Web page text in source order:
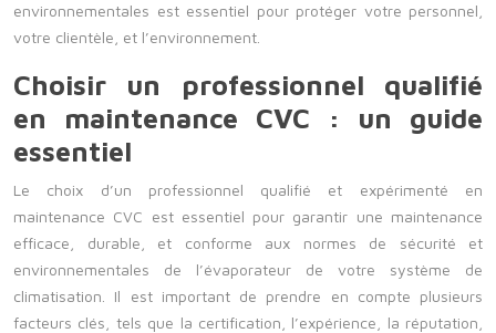
environnementales est essentiel pour protéger votre personnel,
votre clientèle, et l’environnement.
Choisir un professionnel qualifié
en maintenance CVC : un guide
essentiel
Le choix d’un professionnel qualifié et expérimenté en
maintenance CVC est essentiel pour garantir une maintenance
efficace, durable, et conforme aux normes de sécurité et
environnementales de l’évaporateur de votre système de
climatisation. Il est important de prendre en compte plusieurs
facteurs clés, tels que la certification, l’expérience, la réputation,